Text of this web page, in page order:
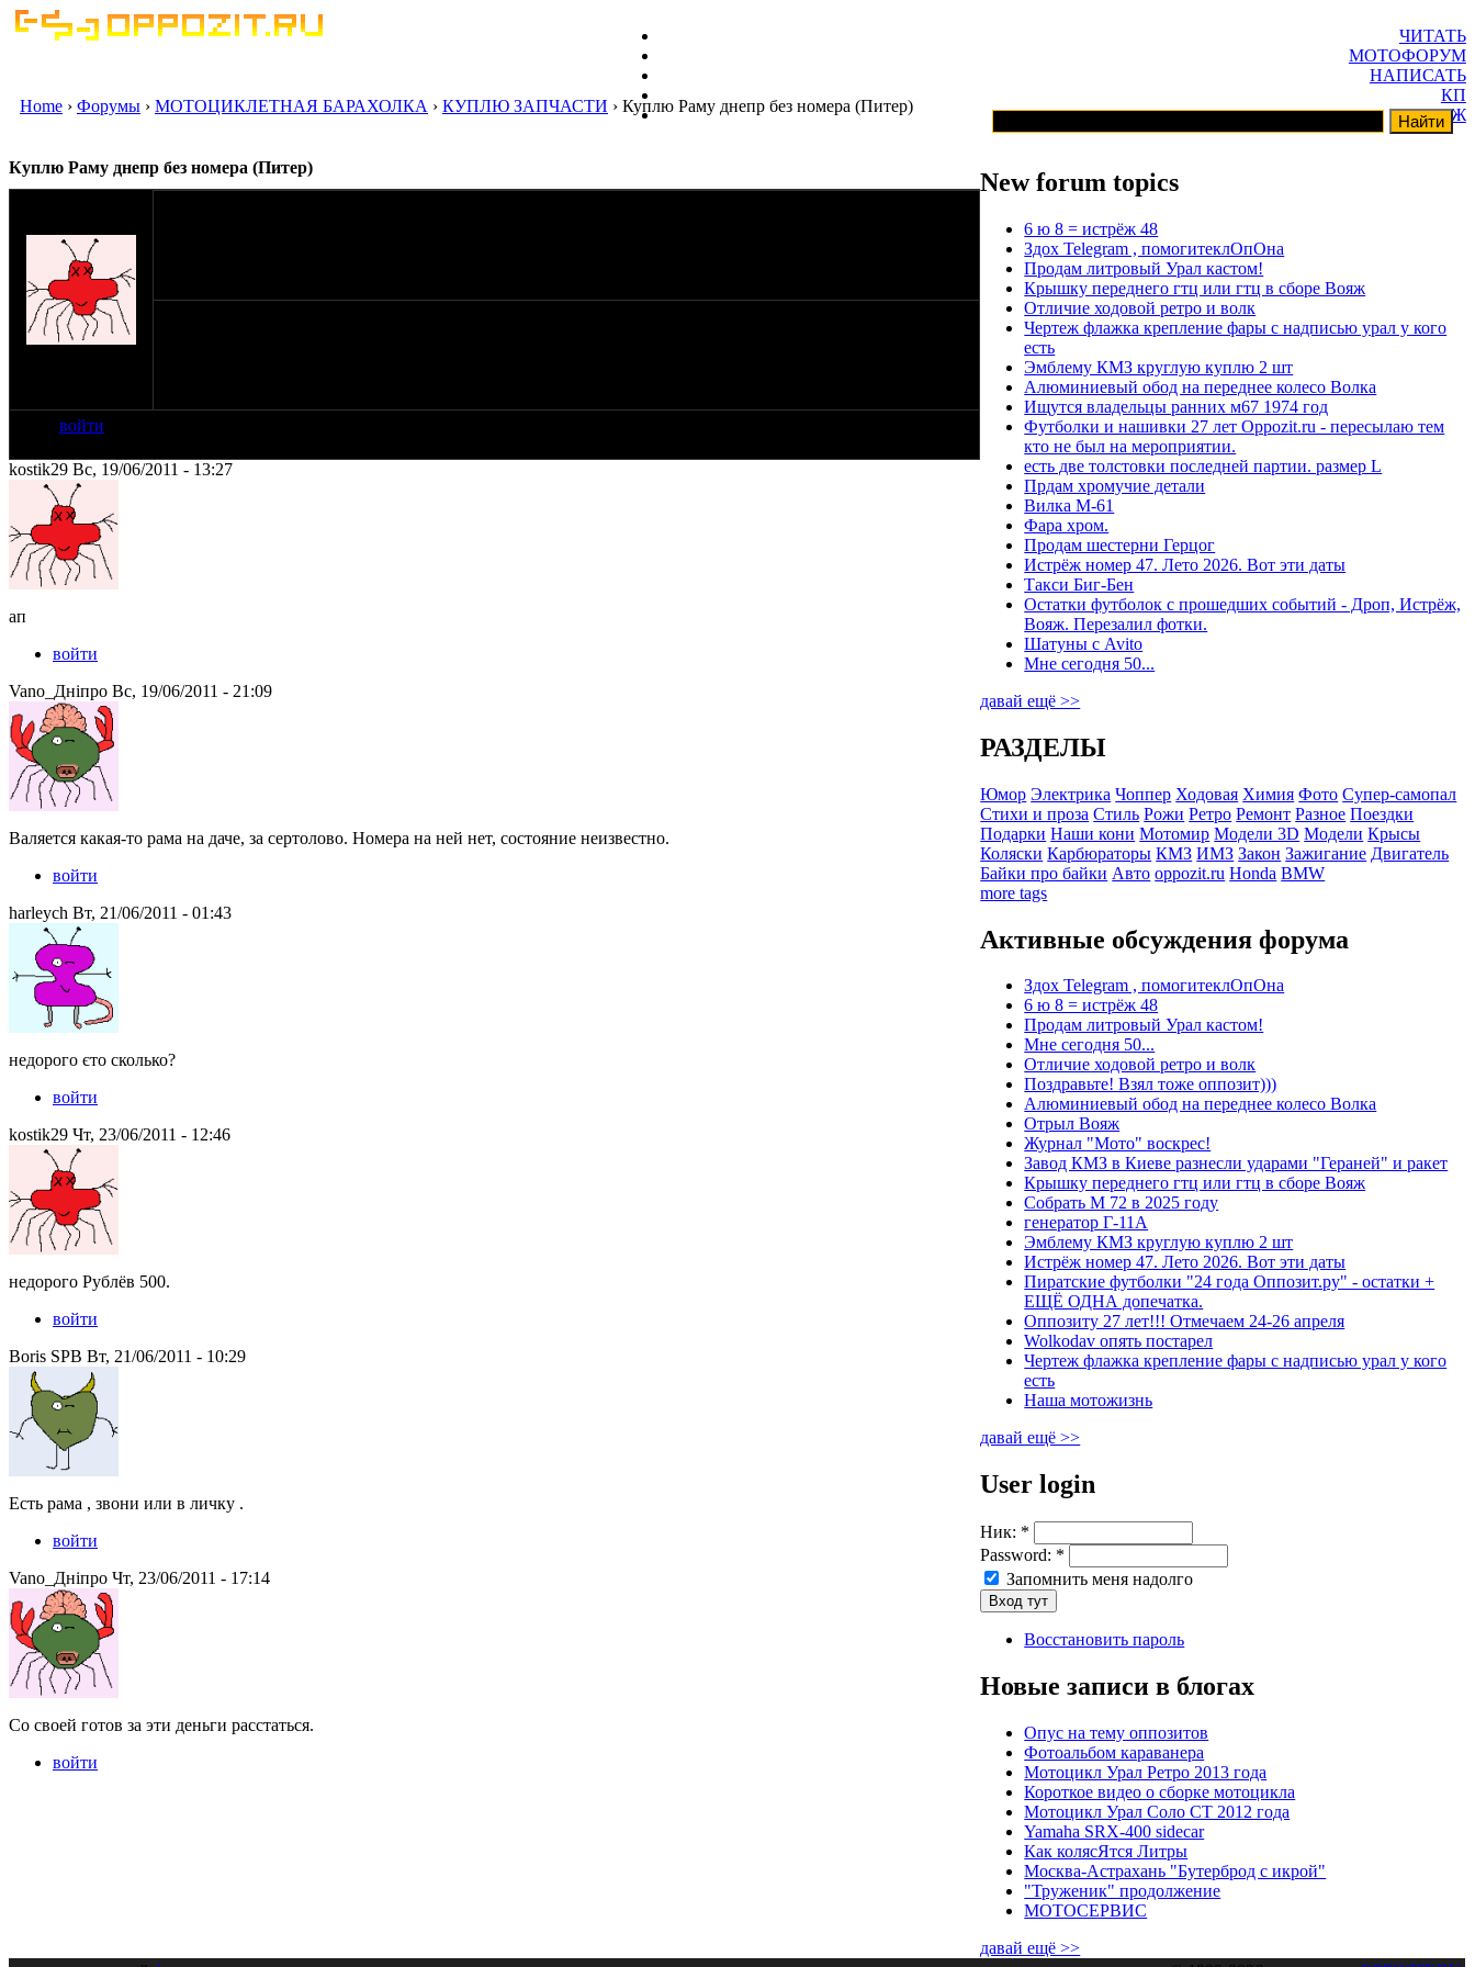
ЧИТАТЬ
МОТОФОРУМ
НАПИСАТЬ
КП
ГАРАЖ
Home › Форумы › МОТОЦИКЛЕТНАЯ БАРАХОЛКА › КУПЛЮ ЗАПЧАСТИ › Куплю Раму днепр без номера (Питер)
Куплю Раму днепр без номера (Питер)
войти
kostik29 Вс, 19/06/2011 - 13:27
ап
войти
Vano_Днiпро Вс, 19/06/2011 - 21:09
Валяется какая-то рама на даче, за сертолово. Номера на ней нет, состояние неизвестно.
войти
harleych Вт, 21/06/2011 - 01:43
недорого єто сколько?
войти
kostik29 Чт, 23/06/2011 - 12:46
недорого Рублёв 500.
войти
Boris SPB Вт, 21/06/2011 - 10:29
Есть рама , звони или в личку .
войти
Vano_Днiпро Чт, 23/06/2011 - 17:14
Со своей готов за эти деньги расстаться.
войти
New forum topics
6 ю 8 = истрёж 48
Здох Telegram , помогитеклОпОна
Продам литровый Урал кастом!
Крышку переднего гтц или гтц в сборе Вояж
Отличие ходовой ретро и волк
Чертеж флажка крепление фары с надписью урал у кого
есть
Эмблему КМЗ круглую куплю 2 шт
Алюминиевый обод на переднее колесо Волка
Ищутся владельцы ранних м67 1974 год
Футболки и нашивки 27 лет Oppozit.ru - пересылаю тем
кто не был на мероприятии.
есть две толстовки последней партии. размер L
Прдам хромучие детали
Вилка М-61
Фара хром.
Продам шестерни Герцог
Истрёж номер 47. Лето 2026. Вот эти даты
Такси Биг-Бен
Остатки футболок с прошедших событий - Дроп, Истрёж,
Вояж. Перезалил фотки.
Шатуны с Avito
Мне сегодня 50...
давай ещё >>
РАЗДЕЛЫ
Юмор Электрика Чоппер Ходовая Химия Фото Супер-самопал
Стихи и проза Стиль Рожи Ретро Ремонт Разное Поездки
Подарки Наши кони Мотомир Модели 3D Модели Крысы
Коляски Карбюраторы КМЗ ИМЗ Закон Зажигание Двигатель
Байки про байки Авто oppozit.ru Honda BMW
more tags
Активные обсуждения форума
Здох Telegram , помогитеклОпОна
6 ю 8 = истрёж 48
Продам литровый Урал кастом!
Мне сегодня 50...
Отличие ходовой ретро и волк
Поздравьте! Взял тоже оппозит)))
Алюминиевый обод на переднее колесо Волка
Отрыл Вояж
Журнал "Мото" воскрес!
Завод КМЗ в Киеве разнесли ударами "Гераней" и ракет
Крышку переднего гтц или гтц в сборе Вояж
Собрать М 72 в 2025 году
генератор Г-11А
Эмблему КМЗ круглую куплю 2 шт
Истрёж номер 47. Лето 2026. Вот эти даты
Пиратские футболки "24 года Оппозит.ру" - остатки +
ЕЩЁ ОДНА допечатка.
Оппозиту 27 лет!!! Отмечаем 24-26 апреля
Wolkodav опять постарел
Чертеж флажка крепление фары с надписью урал у кого
есть
Наша мотожизнь
давай ещё >>
User login
Ник: *
Password: *
Запомнить меня надолго
Восстановить пароль
Новые записи в блогах
Опус на тему оппозитов
Фотоальбом караванера
Мотоцикл Урал Ретро 2013 года
Короткое видео о сборке мотоцикла
Мотоцикл Урал Соло СТ 2012 года
Yamaha SRX-400 sidecar
Как колясЯтся Литры
Москва-Астрахань "Бутерброд с икрой"
"Труженик" продолжение
МОТОСЕРВИС
давай ещё >>